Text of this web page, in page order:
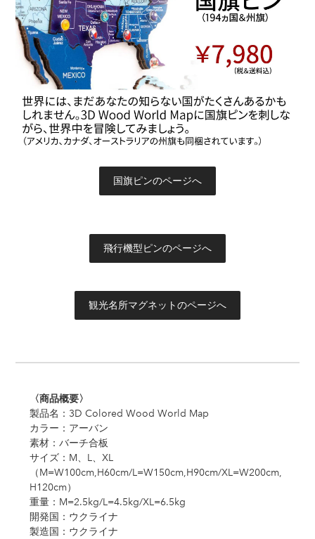
国旗ピンのページへ
飛行機型ピンのページへ
観光名所マグネットのページへ
〈商品概要〉
製品名：3D Colored Wood World Map
カラー：アーバン
素材：バーチ合板
サイズ：M、L、XL
（M=W100cm,H60cm/L=W150cm,H90cm/XL=W200cm,
H120cm）
重量：M=2.5kg/L=4.5kg/XL=6.5kg
開発国：ウクライナ
製造国：ウクライナ